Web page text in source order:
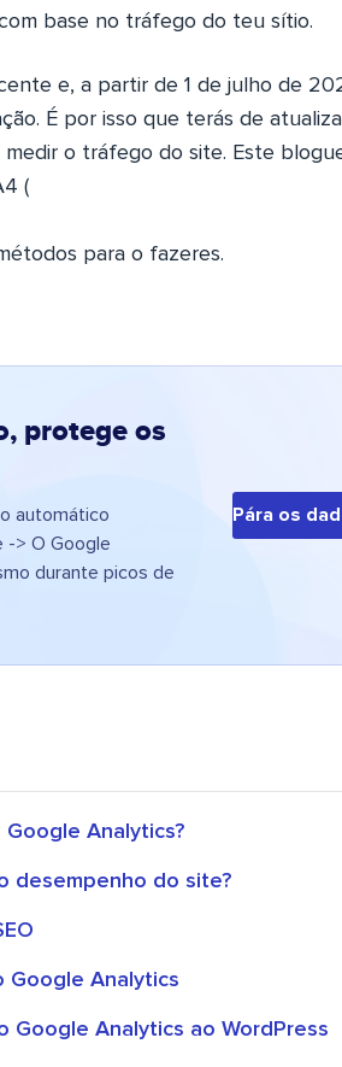
base no tráfego do teu sítio.
e, a partir de 1 de julho de
É por isso que terás de
o tráfego do site. Este
(
para o fazeres.
protege os
automático
-> O Google
durante picos de
Pára os
Analytics?
desempenho do site?
Google Analytics
Google Analytics ao WordPress